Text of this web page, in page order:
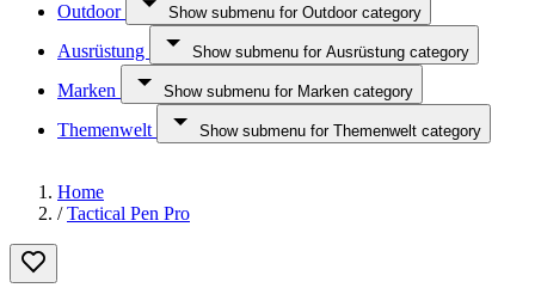
Outdoor Show submenu for Outdoor category
Ausrüstung Show submenu for Ausrüstung category
Marken Show submenu for Marken category
Themenwelt Show submenu for Themenwelt category
Home
/ Tactical Pen Pro